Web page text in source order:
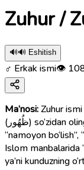
Zuhur /
🔊🔊 Eshitish
♂ Erkak ismi👁
Ma’nosi:Zuhur
(ظُهُور) so‘zidan olingan. Bu so‘z “paydo bo‘lish”, “yuzaga kelish”,
“namoyon
Islom manbalarida
ya’ni kunduzning